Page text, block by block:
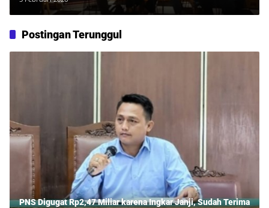
Postingan Terunggul
PNS Digugat Rp2,47 Miliar karena Ingkar Janji, Sudah Terima